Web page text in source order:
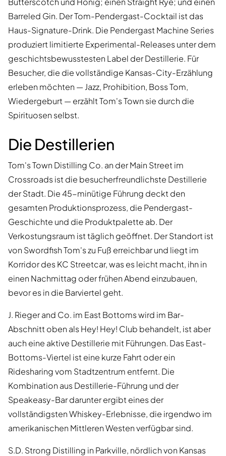
Barreled Gin. Der Tom-Pendergast-Cocktail ist das
Haus-Signature-Drink. Die Pendergast Machine Series
produziert limitierte Experimental-Releases unter dem
geschichtsbewusstesten Label der Destillerie. Für
Besucher, die die vollständige Kansas-City-Erzählung
erleben möchten — Jazz, Prohibition, Boss Tom,
Wiedergeburt — erzählt Tom's Town sie durch die
Spirituosen selbst.
Die Destillerien
Tom's Town Distilling Co. an der Main Street im
Crossroads ist die besucherfreundlichste Destillerie
der Stadt. Die 45-minütige Führung deckt den
gesamten Produktionsprozess, die Pendergast-
Geschichte und die Produktpalette ab. Der
Verkostungsraum ist täglich geöffnet. Der Standort ist
von Swordfish Tom's zu Fuß erreichbar und liegt im
Korridor des KC Streetcar, was es leicht macht, ihn in
einen Nachmittag oder frühen Abend einzubauen,
bevor es in die Barviertel geht.
J. Rieger and Co. im East Bottoms wird im Bar-
Abschnitt oben als Hey! Hey! Club behandelt, ist aber
auch eine aktive Destillerie mit Führungen. Das East-
Bottoms-Viertel ist eine kurze Fahrt oder ein
Ridesharing vom Stadtzentrum entfernt. Die
Kombination aus Destillerie-Führung und der
Speakeasy-Bar darunter ergibt eines der
vollständigsten Whiskey-Erlebnisse, die irgendwo im
amerikanischen Mittleren Westen verfügbar sind.
S.D. Strong Distilling in Parkville, nördlich von Kansas